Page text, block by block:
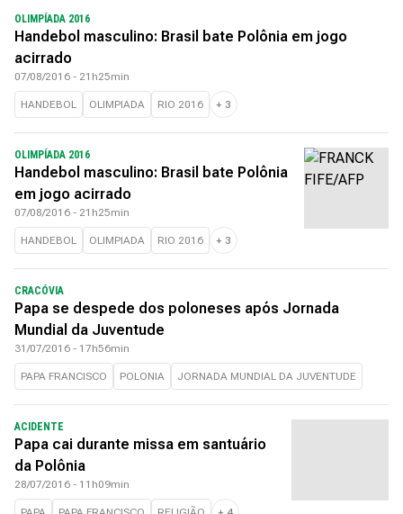
OLIMPÍADA 2016
Handebol masculino: Brasil bate Polônia em jogo
acirrado
07/08/2016 - 21h25min
HANDEBOL OLIMPIADA RIO 2016 + 3
OLIMPÍADA 2016
Handebol masculino: Brasil bate Polônia
em jogo acirrado
07/08/2016 - 21h25min
HANDEBOL OLIMPIADA RIO 2016 + 3
CRACÓVIA
Papa se despede dos poloneses após Jornada
Mundial da Juventude
31/07/2016 - 17h56min
PAPA FRANCISCO POLONIA JORNADA MUNDIAL DA JUVENTUDE
ACIDENTE
Papa cai durante missa em santuário
da Polônia
28/07/2016 - 11h09min